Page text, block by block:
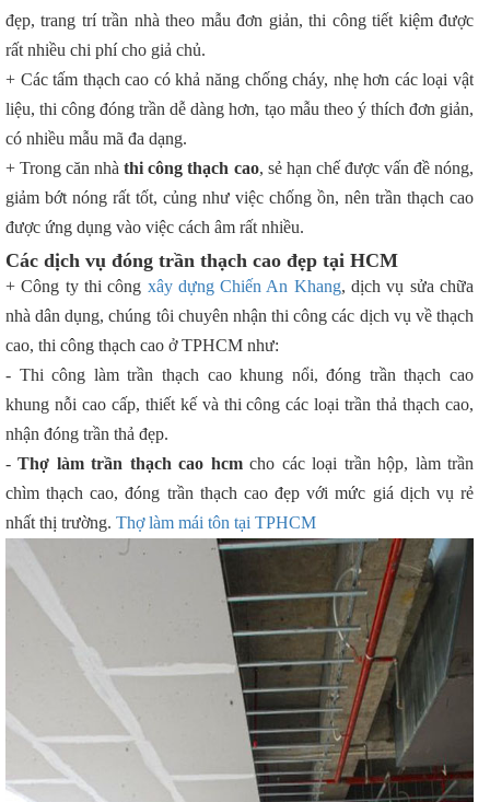
đẹp, trang trí trần nhà theo mẫu đơn giản, thi công tiết kiệm được
rất nhiều chi phí cho giả chủ.
+ Các tấm thạch cao có khả năng chống cháy, nhẹ hơn các loại vật
liệu, thi công đóng trần dễ dàng hơn, tạo mẫu theo ý thích đơn giản,
có nhiều mẫu mã đa dạng.
+ Trong căn nhàthi công thạch cao, sẻ hạn chế được vấn đề nóng,
giảm bớt nóng rất tốt, củng như việc chống ồn, nên trần thạch cao
được ứng dụng vào việc cách âm rất nhiều.
Các dịch vụ đóng trần thạch cao đẹp tại HCM
+ Công ty thi công xây dựng Chiến An Khang, dịch vụ sửa chữa
nhà dân dụng, chúng tôi chuyên nhận thi công các dịch vụ về thạch
cao, thi công thạch cao ở TPHCM như:
- Thi công làm trần thạch cao khung nổi, đóng trần thạch cao
khung nỗi cao cấp, thiết kế và thi công các loại trần thả thạch cao,
nhận đóng trần thả đẹp.
-Thợ làm trần thạch cao hcmcho các loại trần hộp, làm trần
chìm thạch cao, đóng trần thạch cao đẹp với mức giá dịch vụ rẻ
nhất thị trường. Thợ làm mái tôn tại TPHCM